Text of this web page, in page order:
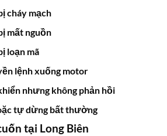
cháy mạch
mất nguồn
loạn mã
lệnh xuống motor
nhưng không phản hồi
tự dừng bất thường
tại Long Biên